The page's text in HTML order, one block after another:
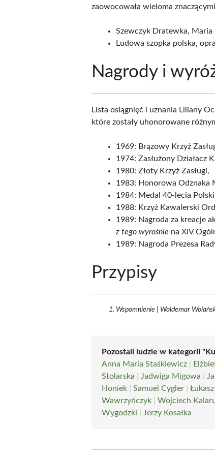
zaowocowała wieloma
Szewczyk Dratewka, Maria
Ludowa szopka polska,
Nagrody i
Lista osiągnięć i uznania Liliany
które zostały uhonorowane
1969: Brązowy Krzyż
1974: Zasłużony Działacz
1980: Złoty Krzyż Zasługi,
1983: Honorowa Odznaka
1984: Medal 40-lecia
1988: Krzyż Kawalerski
1989: Nagroda za kreacje
z tego wyrośnie na XIV
1989: Nagroda Prezesa
Przypisy
Wspomnienie | Waldemar
Pozostali ludzie w kategorii
Anna Maria Staśkiewicz
Stolarska
Jadwiga Migowa
Honiek |Samuel Cygler |
Wawrzyńczyk |Wojciech
Wygodzki
Jerzy Kosałka